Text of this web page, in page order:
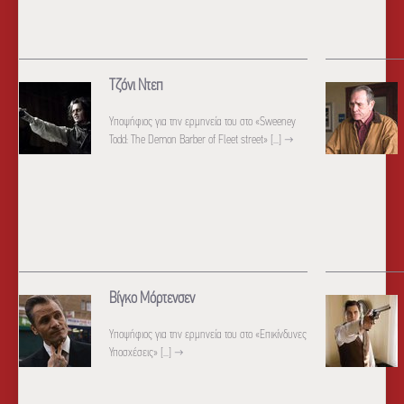
Τζόνι Ντεπ
Yποψήφιος για την ερμηνεία του στο «Sweeney
Todd: The Demon Barber of Fleet street» [...] →
Βίγκο Μόρτενσεν
Yποψήφιος για την ερμηνεία του στο «Επικίνδυνες
Υποσχέσεις» [...] →